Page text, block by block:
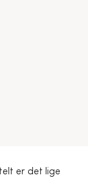
er det lige